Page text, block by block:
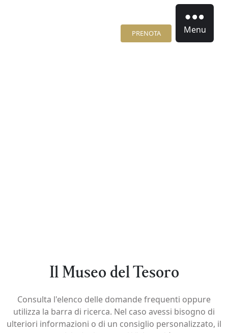
PRENOTA Menu
Il Museo del Tesoro
Consulta l'elenco delle domande frequenti oppure
utilizza la barra di ricerca. Nel caso avessi bisogno di
ulteriori informazioni o di un consiglio personalizzato, il